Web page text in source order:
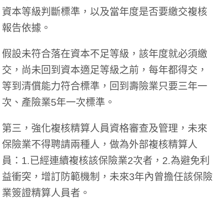
資本等級判斷標準，以及當年度是否要繳交複核
報告依據。
假設未符合落在資本不足等級，該年度就必須繳
交，尚未回到資本適足等級之前，每年都得交，
等到清償能力符合標準，回到壽險業只要三年一
次、產險業5年一次標準。
第三，強化複核精算人員資格審查及管理，未來
保險業不得聘請兩種人，做為外部複核精算人
員：1.已經連續複核該保險業2次者，2.為避免利
益衝突，增訂防範機制，未來3年內曾擔任該保險
業簽證精算人員者。